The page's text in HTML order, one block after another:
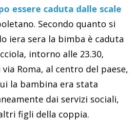
essere caduta dalle scale
Secondo quanto si
iera sera la bimba è caduta
intorno alle 23.30,
via Roma, al centro del paese,
la bambina era stata
dai servizi sociali,
figli della coppia.